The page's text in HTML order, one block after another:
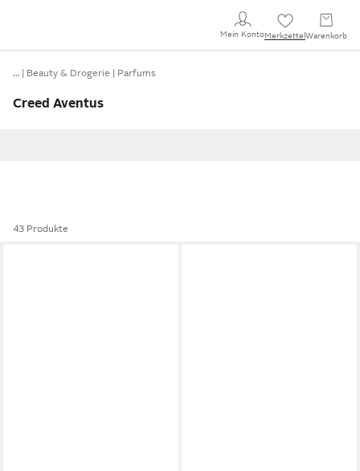
Mein KontoMerkzettel Warenkorb
… Beauty & Drogerie Parfums
Creed Aventus
43 Produkte